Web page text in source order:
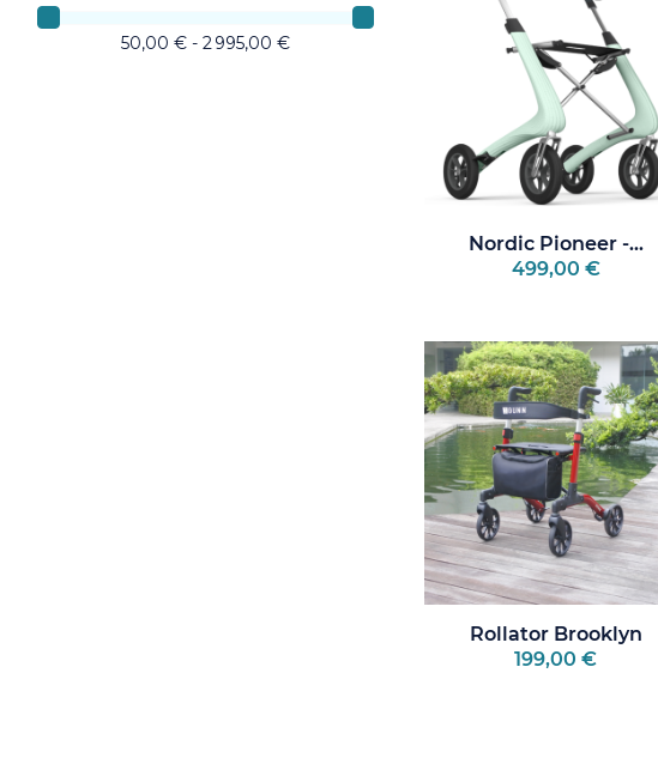
50,00 € - 2 995,00 €
Nordic Pioneer -...
499,00 €
Rollator Brooklyn
199,00 €